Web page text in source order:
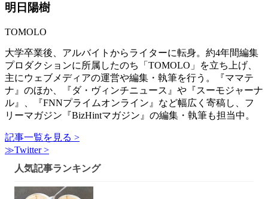
明日陽樹
TOMOLO
大学卒業後、アルバイトからライターに転身。約4年間編集
プロダクションに所属したのち「TOMOLO」を立ち上げ、
主にウェブメディアの運営や編集・執筆を行う。『ママテ
ナ』のほか、『ダ・ヴィンチニュース』や『スーモジャーナ
ル』、『FNNプライムオンライン』など幅広く寄稿し、フ
リーマガジン『BizHintマガジン』の編集・執筆も担当中。
記事一覧を見る >
≫Twitter >
人気記事ランキング